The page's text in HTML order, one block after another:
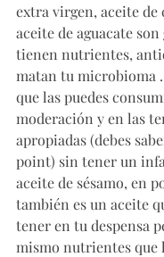
extra virgen, aceite de
aceite de aguacate son
tienen nutrientes,
matan tu microbioma
que las puedes
moderación y en las
apropiadas (debes
point) sin tener un
aceite de sésamo, en
también es un aceite
tener en tu despensa
mismo nutrientes que